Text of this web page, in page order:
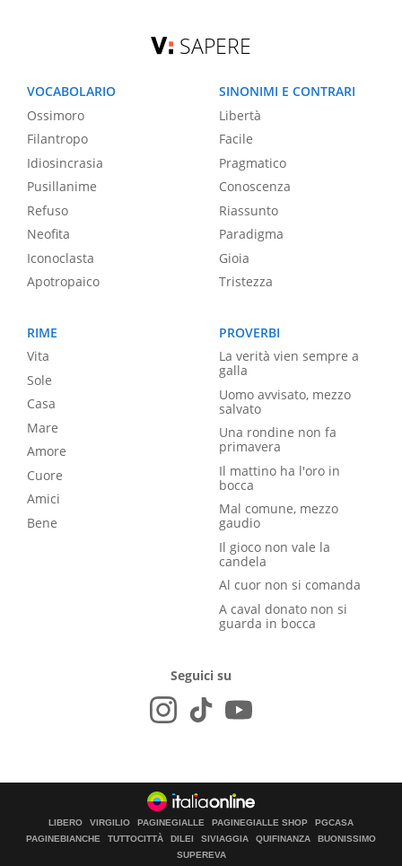
SAPERE
VOCABOLARIO
Ossimoro
Filantropo
Idiosincrasia
Pusillanime
Refuso
Neofita
Iconoclasta
Apotropaico
SINONIMI E CONTRARI
Libertà
Facile
Pragmatico
Conoscenza
Riassunto
Paradigma
Gioia
Tristezza
RIME
Vita
Sole
Casa
Mare
Amore
Cuore
Amici
Bene
PROVERBI
La verità vien sempre a
galla
Uomo avvisato, mezzo
salvato
Una rondine non fa
primavera
Il mattino ha l'oro in
bocca
Mal comune, mezzo
gaudio
Il gioco non vale la
candela
Al cuor non si comanda
A caval donato non si
guarda in bocca
Seguici su
LIBERO VIRGILIO PAGINEGIALLE PAGINEGIALLE SHOP
PGCASA
PAGINEBIANCHE
TUTTOCITTÀ DILEI SIVIAGGIA QUIFINANZA
BUONISSIMO
SUPEREVA